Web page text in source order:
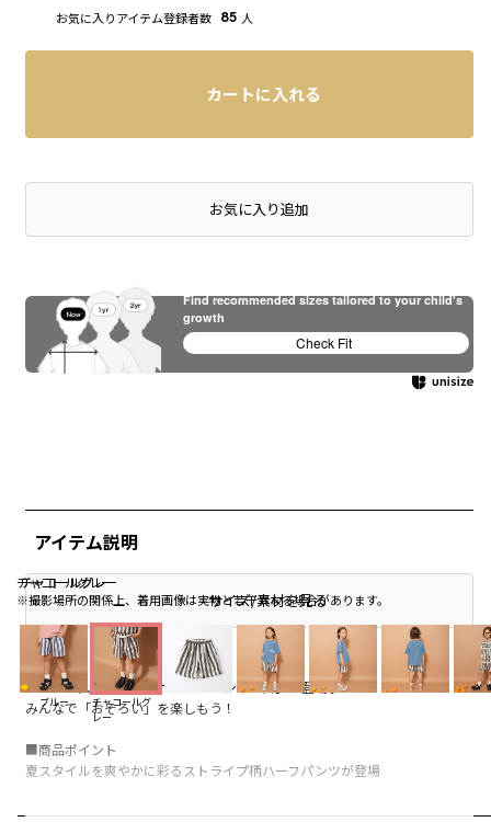
チャコールグレー
※撮影場所の関係上、着用画像は実物と若干異なる場合があります。
チャコールグレー
チャコールグレー
ブルー
チャコールグ
レー
お気に入りアイテム登録者数 85 人
カートに入れる
店頭在庫を確認するお気に入り追加
アイテム説明
サイズ/素材を見る
branshes人気の【男女ベビーペアシリーズ】が登場♪
みんなで「おそろい」を楽しもう！
■商品ポイント
夏スタイルを爽やかに彩るストライプ柄ハーフパンツが登場
Find recommended sizes tailored to your child's
growth
Check Fit